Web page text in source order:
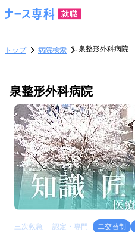
トップ 病院検索 泉整形外科病院
泉整形外科病院
三次救急 認定・専門 二交替制